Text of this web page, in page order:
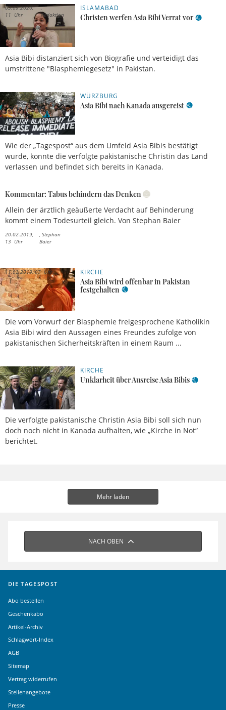
ISLAMABAD
Christen werfen Asia Bibi Verrat vor
Asia Bibi distanziert sich von Biografie und verteidigt das
umstrittene "Blasphemiegesetz" in Pakistan.
03.09.2020,
11 Uhr
Redaktion
WÜRZBURG
Asia Bibi nach Kanada ausgereist
Wie der „Tagespost“ aus dem Umfeld Asia Bibis bestätigt
wurde, konnte die verfolgte pakistanische Christin das Land
verlassen und befindet sich bereits in Kanada.
08.05.2019,
11 Uhr
Maximilian
Lutz
Kommentar: Tabus behindern das Denken
Allein der ärztlich geäußerte Verdacht auf Behinderung
kommt einem Todesurteil gleich. Von Stephan Baier
20.02.2019,
13 Uhr
Stephan
Baier
KIRCHE
Asia Bibi wird offenbar in Pakistan
festgehalten
Die vom Vorwurf der Blasphemie freigesprochene Katholikin
Asia Bibi wird den Aussagen eines Freundes zufolge von
pakistanischen Sicherheitskräften in einem Raum ...
11.02.2019, 07 Uhr
KIRCHE
Unklarheit über Ausreise Asia Bibis
Die verfolgte pakistanische Christin Asia Bibi soll sich nun
doch noch nicht in Kanada aufhalten, wie „Kirche in Not“
berichtet.
04.02.2019, 07 Uhr
Mehr laden
NACH OBEN
DIE TAGESPOST
Abo bestellen
Geschenkabo
Artikel-Archiv
Schlagwort-Index
AGB
Sitemap
Vertrag widerrufen
Stellenangebote
Presse